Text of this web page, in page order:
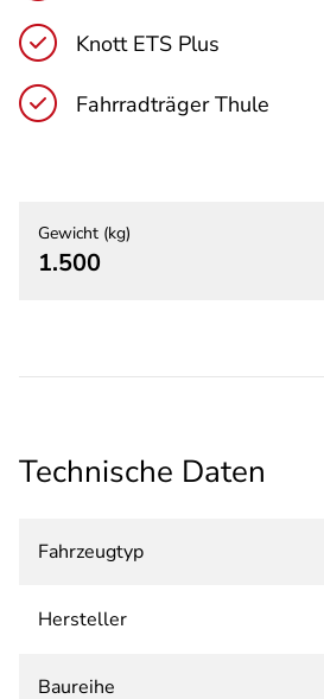
Knott ETS Plus
Fahrradträger Thule
Gewicht (kg)
1.500
Technische Daten
Fahrzeugtyp
Hersteller
Baureihe